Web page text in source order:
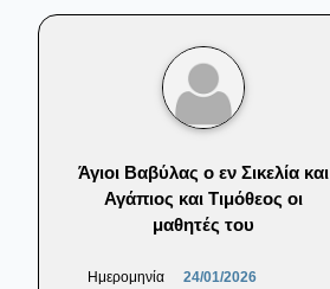
Άγιοι Βαβύλας ο εν Σικελία και
Αγάπιος και Τιμόθεος οι
μαθητές του
Ημερομηνία
24/01/2026